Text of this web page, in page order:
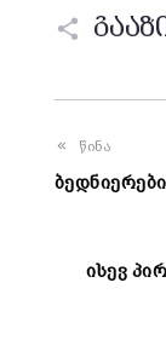
წინა
ისევ